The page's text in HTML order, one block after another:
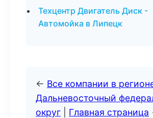
Техцентр Двигатель Диск -
Автомойка в Липецк
← Все компании в
Дальневосточный
округ
Главная страница